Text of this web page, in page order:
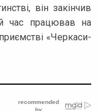
він закінчив
час працював на
«Черкаси-